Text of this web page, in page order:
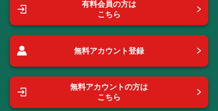
有料会員の方は
こちら
無料アカウント登録
無料アカウントの方は
こちら